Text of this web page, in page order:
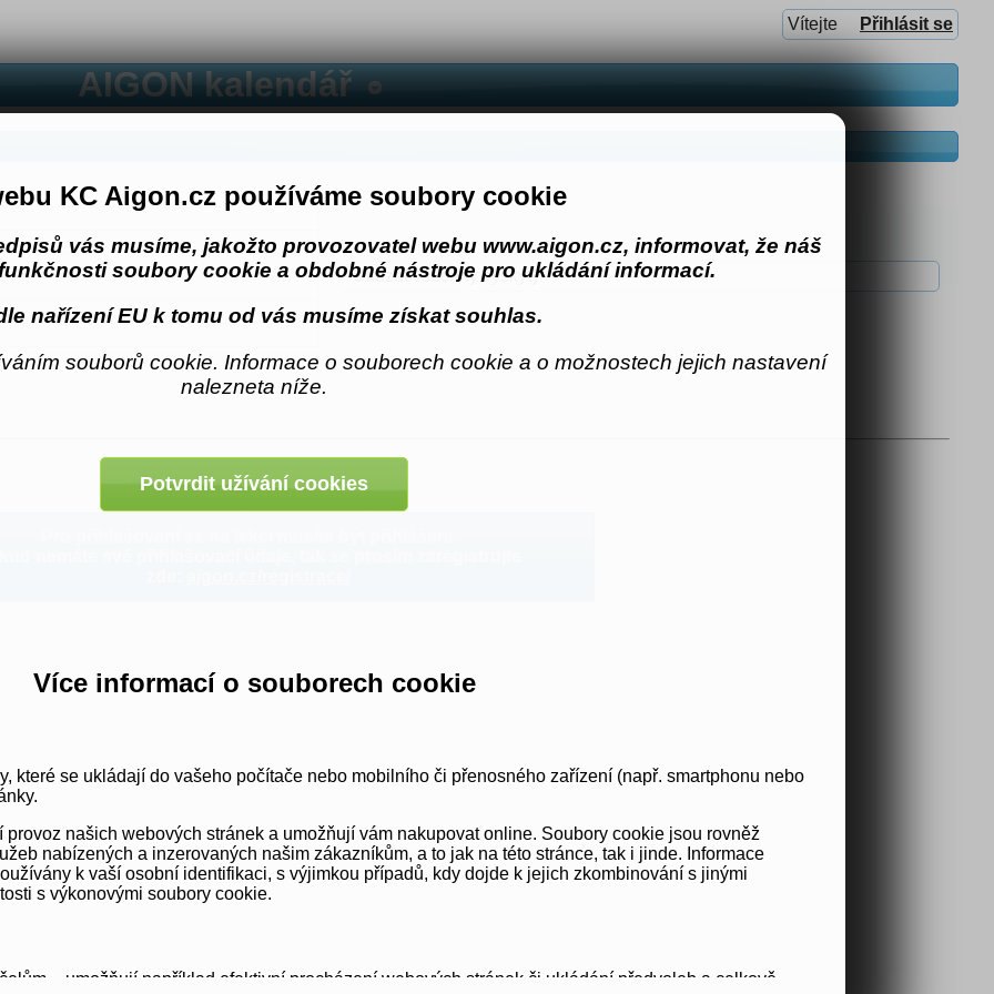
KC Aigon.cz používáme soubory cookie
vás musíme, jakožto provozovatel webu www.aigon.cz, informovat, že náš
soubory cookie a obdobné nástroje pro ukládání informací.
nařízení EU k tomu od vás musíme získat souhlas.
souborů cookie. Informace o souborech cookie a o možnostech jejich nastavení
nalezneta níže.
Potvrdit užívání cookies
Více informací o souborech cookie
které se ukládají do vašeho počítače nebo mobilního či přenosného zařízení (např. smartphonu nebo
našich webových stránek a umožňují vám nakupovat online. Soubory cookie jsou rovněž
nabízených a inzerovaných našim zákazníkům, a to jak na této stránce, tak i jinde. Informace
k vaší osobní identifikaci, s výjimkou případů, kdy dojde k jejich zkombinování s jinými
s výkonovými soubory cookie.
– umožňují například efektivní procházení webových stránek či ukládání předvoleb a celkově
Vítejte Přihlásit se
AIGON kalendář
Ukázat všechny výskyty